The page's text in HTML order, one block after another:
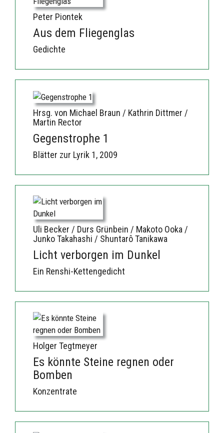
Peter Piontek
Aus dem Fliegenglas
Gedichte
Hrsg. von Michael Braun / Kathrin Dittmer /
Martin Rector
Gegenstrophe 1
Blätter zur Lyrik 1, 2009
Uli Becker / Durs Grünbein / Makoto Ooka /
Junko Takahashi / Shuntarô Tanikawa
Licht verborgen im Dunkel
Ein Renshi-Kettengedicht
Holger Tegtmeyer
Es könnte Steine regnen oder
Bomben
Konzentrate